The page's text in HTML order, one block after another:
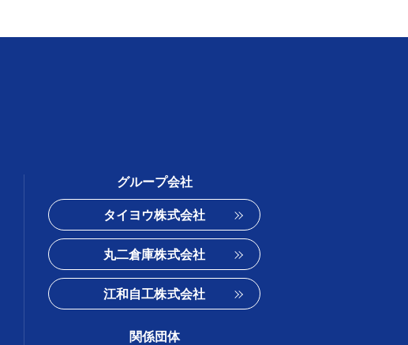
グループ会社
タイヨウ株式会社
丸二倉庫株式会社
江和自工株式会社
関係団体